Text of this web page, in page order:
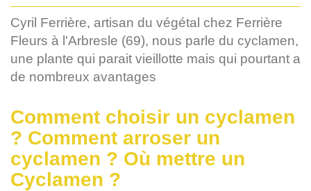
Cyril Ferrière, artisan du végétal chez Ferrière
Fleurs à l'Arbresle (69), nous parle du cyclamen,
une plante qui parait vieillotte mais qui pourtant a
de nombreux avantages
Comment choisir un cyclamen
? Comment arroser un
cyclamen ? Où mettre un
Cyclamen ?